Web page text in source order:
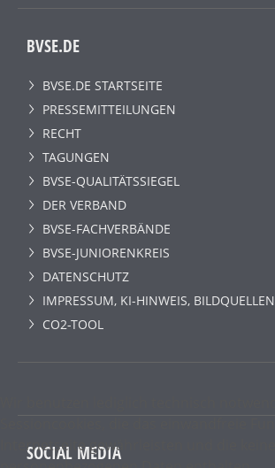
BVSE.DE
BVSE.DE STARTSEITE
PRESSEMITTEILUNGEN
RECHT
TAGUNGEN
BVSE-QUALITÄTSSIEGEL
DER VERBAND
BVSE-FACHVERBÄNDE
BVSE-JUNIORENKREIS
DATENSCHUTZ
IMPRESSUM, KI-HINWEIS, BILDQUELLEN
CO2-TOOL
SOCIAL MEDIA
Internetseite gewährleisten und die keine